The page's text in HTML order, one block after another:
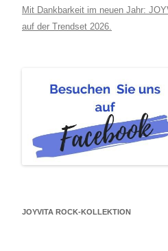
Mit Dankbarkeit im neuen Jahr:
auf der Trendset 2026.
JOYVITA ROCK-KOLLEKTION